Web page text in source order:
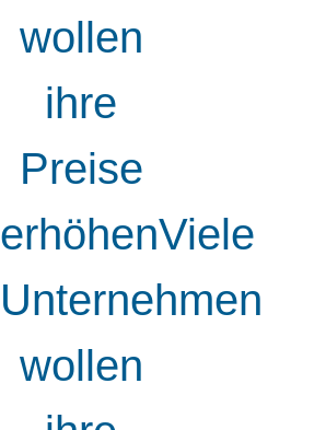
wollen
ihre
Preise
erhöhenViele
Unternehmen
wollen